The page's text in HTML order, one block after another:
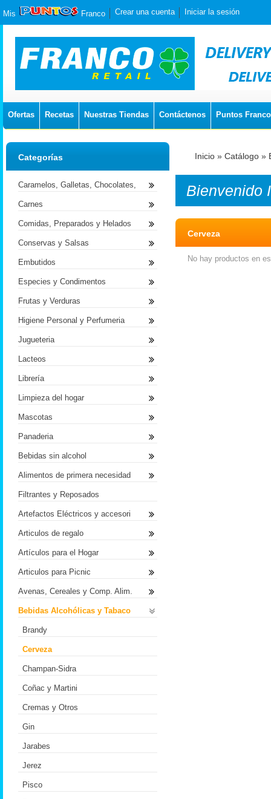
Mis Franco Crear una cuenta Iniciar la sesión
Ofertas Recetas Nuestras Tiendas Contáctenos Puntos Franco
Inicio » Catálogo »
Bienvenido
Cerveza
No hay productos en
Categorías
Caramelos, Galletas, Chocolates,
Carnes
Comidas, Preparados y Helados
Conservas y Salsas
Embutidos
Especies y Condimentos
Frutas y Verduras
Higiene Personal y Perfumeria
Jugueteria
Lacteos
Librería
Limpieza del hogar
Mascotas
Panaderia
Bebidas sin alcohol
Alimentos de primera necesidad
Filtrantes y Reposados
Artefactos Eléctricos y accesori
Articulos de regalo
Artículos para el Hogar
Articulos para Picnic
Avenas, Cereales y Comp. Alim.
Bebidas Alcohólicas y Tabaco
Brandy
Cerveza
Champan-Sidra
Coñac y Martini
Cremas y Otros
Gin
Jarabes
Jerez
Pisco